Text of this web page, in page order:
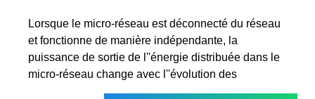
Lorsque le micro-réseau est déconnecté du réseau
et fonctionne de manière indépendante, la
puissance de sortie de l''énergie distribuée dans le
micro-réseau change avec l''évolution des